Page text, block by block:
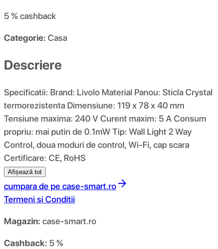
5 %cashback
Categorie: Casa
Descriere
Specificatii: Brand: Livolo Material Panou: Sticla Crystal
termorezistenta Dimensiune: 119 x 78 x 40 mm
Tensiune maxima: 240 V Curent maxim: 5 A Consum
propriu: mai putin de 0.1mW Tip: Wall Light 2 Way
Control, doua moduri de control, Wi-Fi, cap scara
Certificare: CE, RoHS
Afișează tot
cumpara de pe case-smart.ro
Termeni si Conditii
Magazin: case-smart.ro
Cashback: 5 %